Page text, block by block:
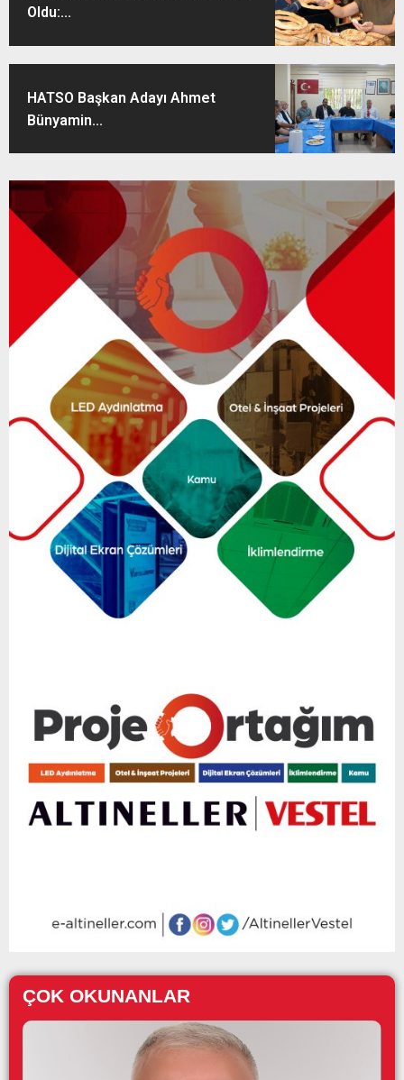
Oldu:...
HATSO Başkan Adayı Ahmet
Bünyamin...
ÇOK OKUNANLAR